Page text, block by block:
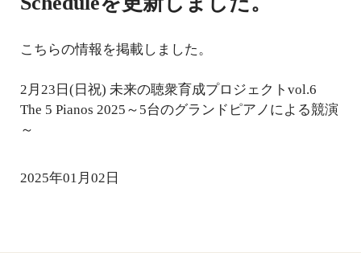
こちらの情報を掲載しました。
2月23日(日祝) 未来の聴衆育成プロジェクトvol.6
The 5 Pianos 2025～5台のグランドピアノによる競演
～
2025年01月02日